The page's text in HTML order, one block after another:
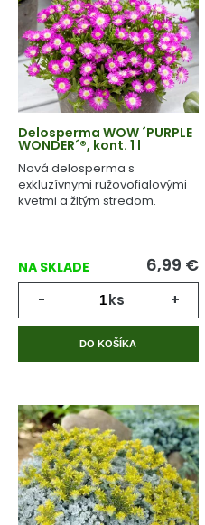
Delosperma WOW ´PURPLE
WONDER´®, kont. 1 l
Nová delosperma s
exkluzívnymi ružovofialovými
kvetmi a žltým stredom.
NA SKLADE 6,99 €
- ks +
DO KOŠÍKA